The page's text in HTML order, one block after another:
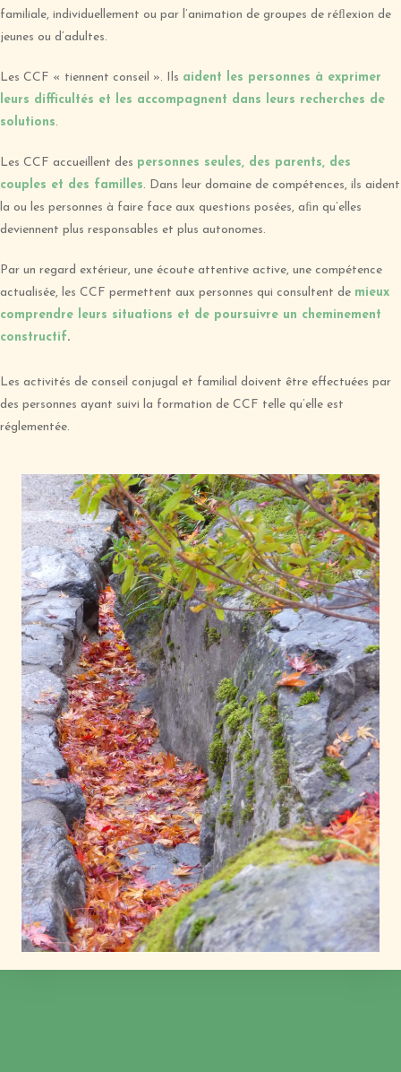
familiale, individuellement ou par l’animation de groupes de réﬂexion de
jeunes ou d’adultes.
Les CCF « tiennent conseil ». Ils aident les personnes à exprimer
leurs difficultés et les accompagnent dans leurs recherches de
solutions.
Les CCF accueillent des personnes seules, des parents, des
couples et des familles. Dans leur domaine de compétences, ils aident
la ou les personnes à faire face aux questions posées, aﬁn qu’elles
deviennent plus responsables et plus autonomes.
Par un regard extérieur, une écoute attentive active, une compétence
actualisée, les CCF permettent aux personnes qui consultent de mieux
comprendre leurs situations et de poursuivre un cheminement
constructif.
Les activités de conseil conjugal et familial doivent être effectuées par
des personnes ayant suivi la formation de CCF telle qu’elle est
réglementée.